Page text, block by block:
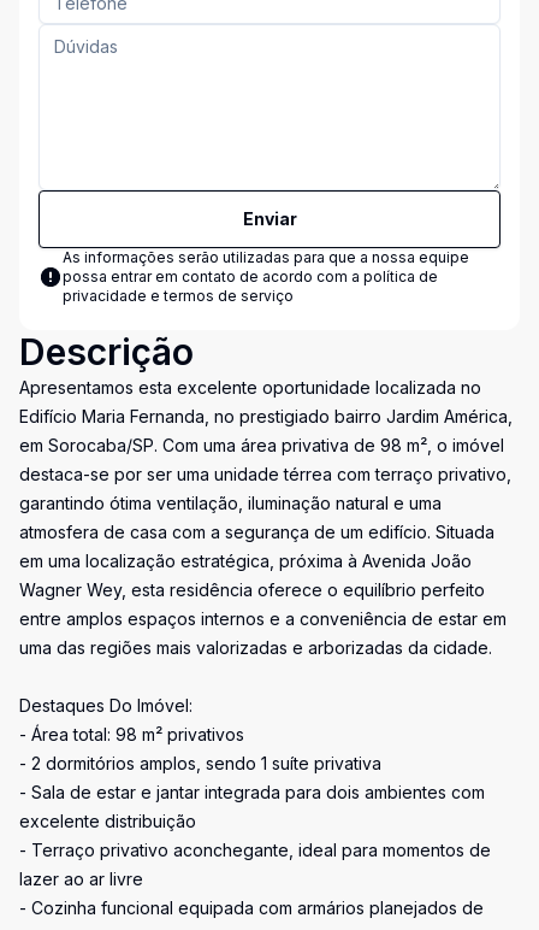
Enviar
As informações serão utilizadas para que a nossa equipe
possa entrar em contato de acordo com a política de
privacidade e termos de serviço
Descrição
Apresentamos esta excelente oportunidade localizada no
Edifício Maria Fernanda, no prestigiado bairro Jardim América,
em Sorocaba/SP. Com uma área privativa de 98 m², o imóvel
destaca-se por ser uma unidade térrea com terraço privativo,
garantindo ótima ventilação, iluminação natural e uma
atmosfera de casa com a segurança de um edifício. Situada
em uma localização estratégica, próxima à Avenida João
Wagner Wey, esta residência oferece o equilíbrio perfeito
entre amplos espaços internos e a conveniência de estar em
uma das regiões mais valorizadas e arborizadas da cidade.
Destaques Do Imóvel:
- Área total: 98 m² privativos
- 2 dormitórios amplos, sendo 1 suíte privativa
- Sala de estar e jantar integrada para dois ambientes com
excelente distribuição
- Terraço privativo aconchegante, ideal para momentos de
lazer ao ar livre
- Cozinha funcional equipada com armários planejados de